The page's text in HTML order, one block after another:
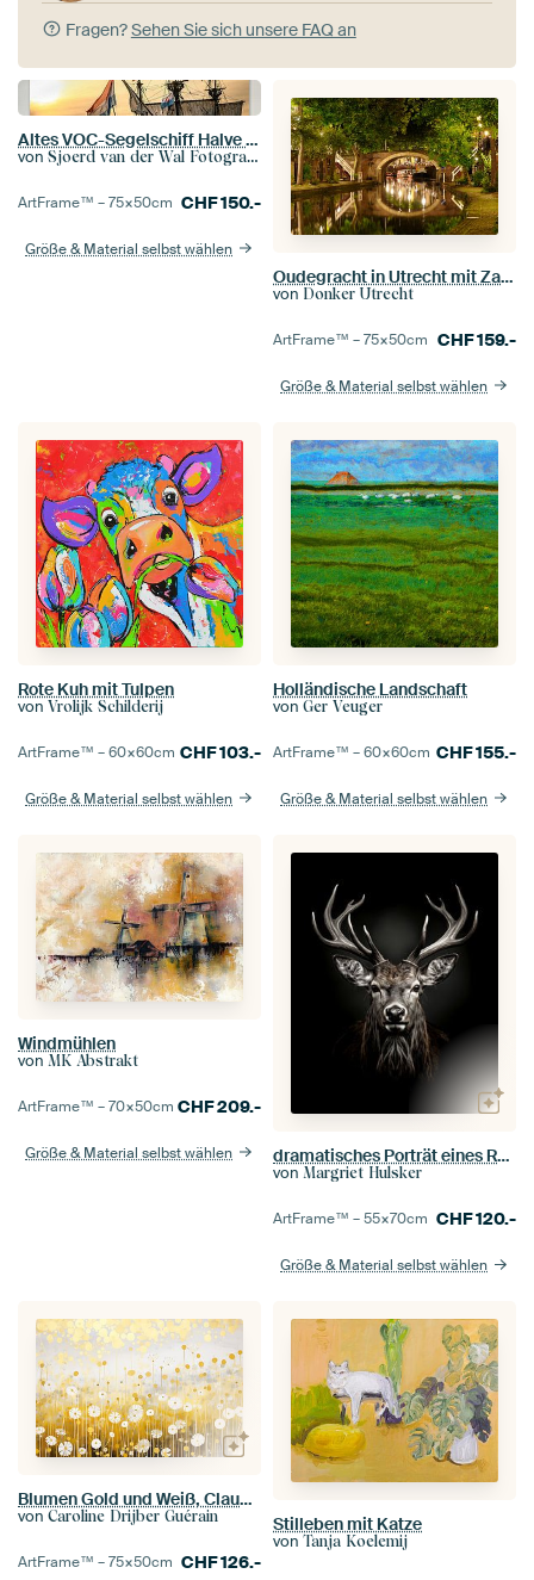
Fragen?Sehen Sie sich unsere FAQ an
Altes VOC-Segelschiff Halve Maen
von Sjoerd van der Wal Fotografie
ArtFrame™ –75×50cm CHF150.-
Größe & Material selbst wählen
Oudegracht in Utrecht mit Zandbrug
von Donker Utrecht
ArtFrame™ –75×50cm CHF159.-
Größe & Material selbst wählen
Rote Kuh mit Tulpen
von Vrolijk Schilderij
ArtFrame™ –60×60cm CHF103.-
Größe & Material selbst wählen
Holländische Landschaft
von Ger Veuger
ArtFrame™ –60×60cm CHF155.-
Größe & Material selbst wählen
Windmühlen
von MK Abstrakt
ArtFrame™ –70×50cm CHF209.-
Größe & Material selbst wählen dramatisches Porträt eines Rothirsches mit großem Geweih
von Margriet Hulsker
ArtFrame™ –55×70cm CHF120.-
Größe & Material selbst wählen
Blumen Gold und Weiß, Claude Monet
von Caroline Drijber Guérain
ArtFrame™ –75×50cm CHF126.-
Stilleben mit Katze
von Tanja Koelemij